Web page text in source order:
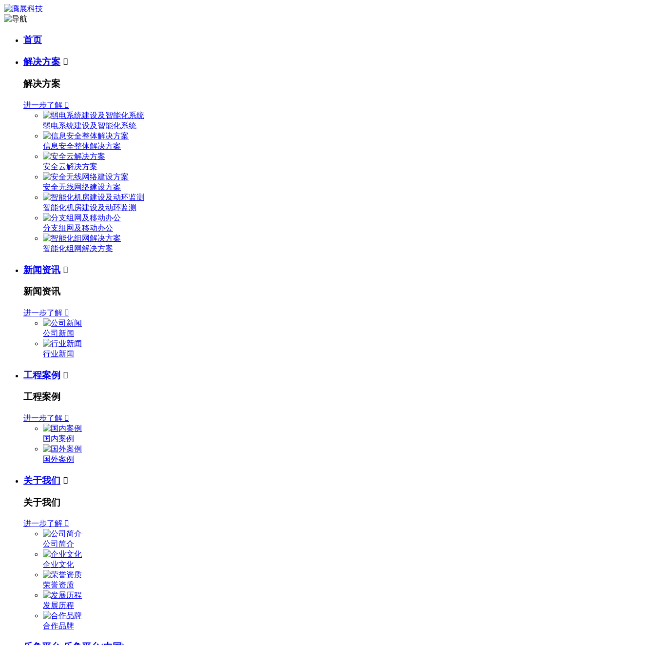
首页
解决方案 
解决方案
进一步了解 
弱电系统建设及智能化系统
信息安全整体解决方案
安全云解决方案
安全无线网络建设方案
智能化机房建设及动环监测
分支组网及移动办公
智能化组网解决方案
新闻资讯 
新闻资讯
进一步了解 
公司新闻
行业新闻
工程案例 
工程案例
进一步了解 
国内案例
国外案例
关于我们 
关于我们
进一步了解 
公司简介
企业文化
荣誉资质
发展历程
合作品牌